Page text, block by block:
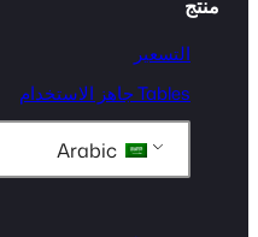
منتج
التسعير
Tables جاهز الاستخدام
Arabic